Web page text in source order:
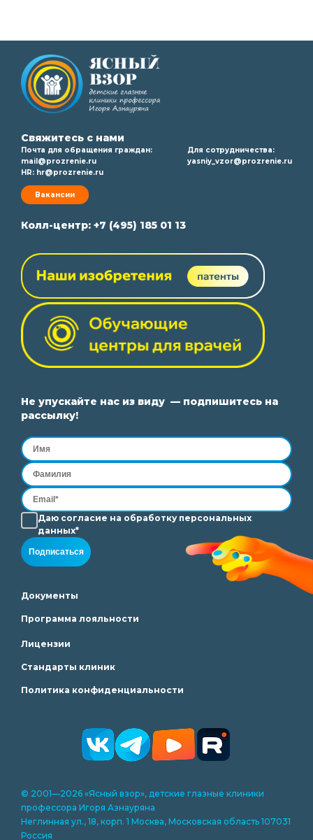
Свяжитесь с нами
Почта для обращения граждан:
mail@prozrenie.ru
HR: hr@prozrenie.ru
Вакансии
Для сотрудничества:
yasniy_vzor@prozrenie.ru
Колл-центр: +7 (495) 185 01 13
Не упускайте нас из виду — подпишитесь на
рассылку!
Даю согласие на обработкуперсональных
данных*
Подписаться
Документы
Программа лояльности
Лицензии
Стандарты клиник
Политика конфиденциальности
© 2001—2026 «Ясный взор», детские глазные клиники
профессора Игоря Азнауряна
Неглинная ул., 18, корп. 1 Москва, Московская область 107031
Россия